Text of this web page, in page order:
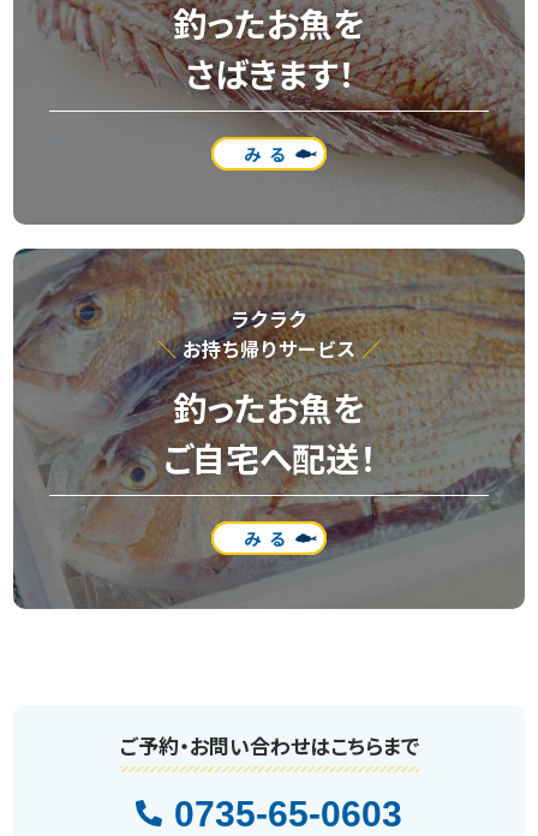
釣ったお魚を
さばきます！
みる
ラクラク
お持ち帰りサービス
釣ったお魚を
ご自宅へ配送！
みる
ご予約・お問い合わせはこちらまで
0735-65-0603